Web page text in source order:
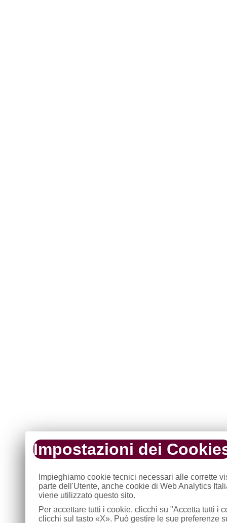
Impostazioni dei
Impieghiamo cookie tecnici necessari alle corrette
parte dell'Utente, anche cookie di Web Analytics
viene utilizzato questo sito.
Per accettare tutti i cookie, clicchi su "Accetta tutti i
clicchi sul tasto «X». Può gestire le sue preferenze